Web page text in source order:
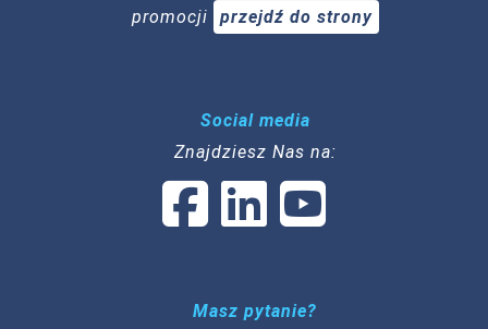
promocji
przejdź do strony
Social media
Znajdziesz Nas na:
Masz pytanie?